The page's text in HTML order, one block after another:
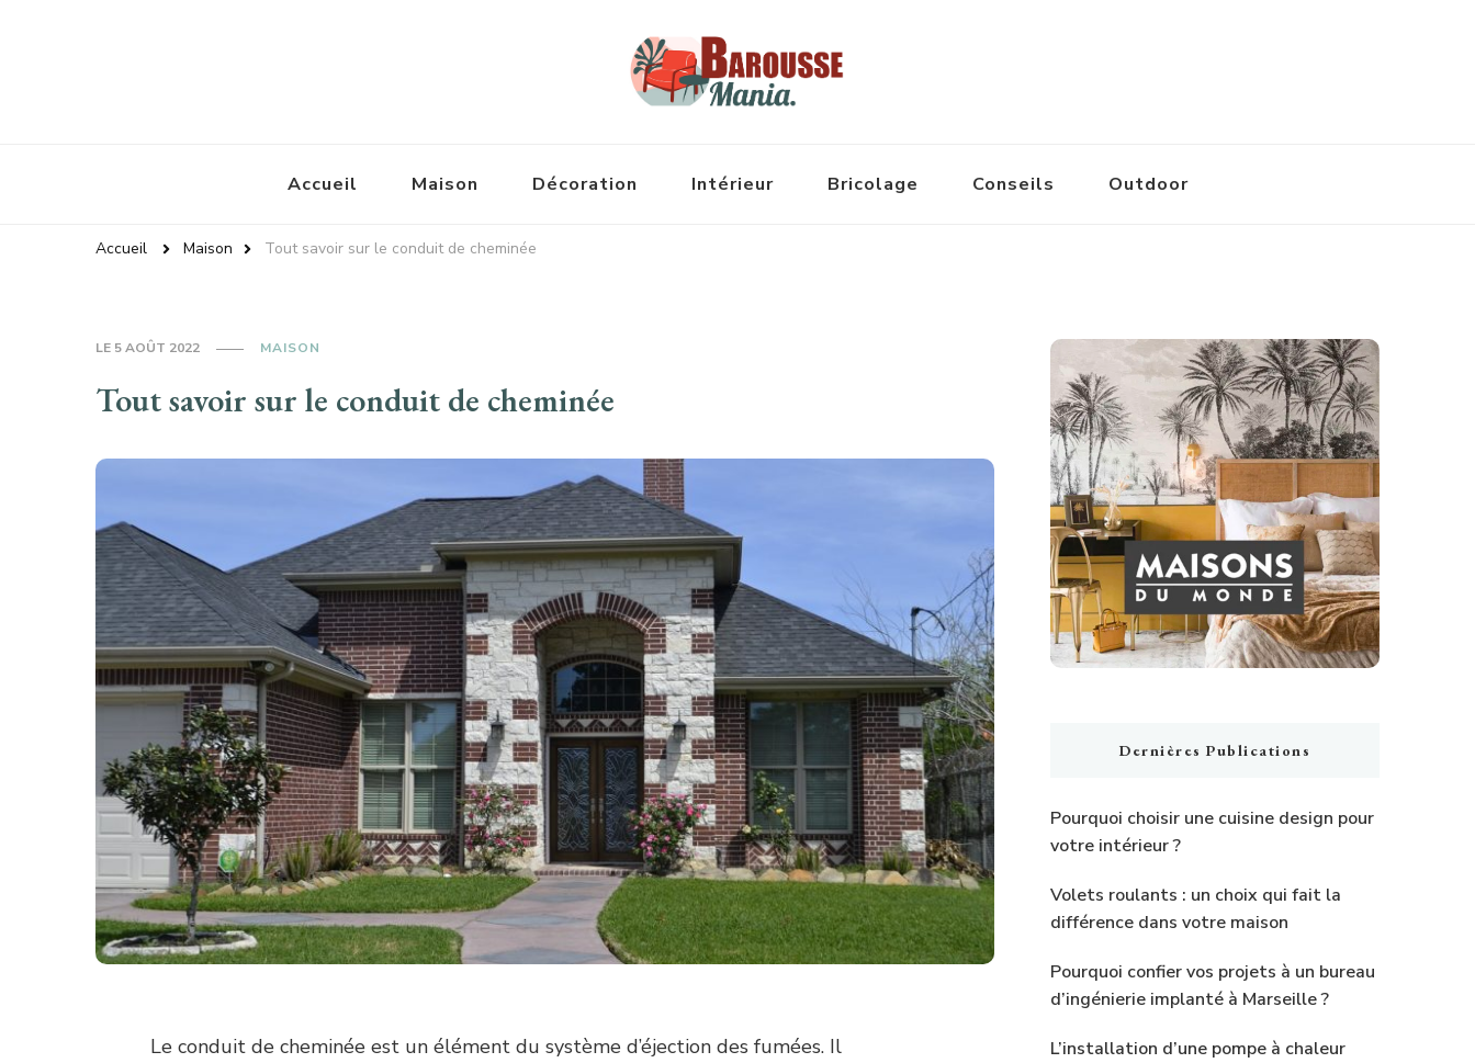
Accueil Maison Décoration Intérieur Bricolage Conseils Outdoor
Accueil Maison Tout savoir sur le conduit de cheminée
LE 5 AOÛT 2022 MAISON
Tout savoir sur le conduit de cheminée
Le conduit de cheminée est un élément du système d’éjection des fumées. Il
Dernières Publications
Pourquoi choisir une cuisine design pour
votre intérieur ?
Volets roulants : un choix qui fait la
différence dans votre maison
Pourquoi confier vos projets à un bureau
d’ingénierie implanté à Marseille ?
L’installation d’une pompe à chaleur